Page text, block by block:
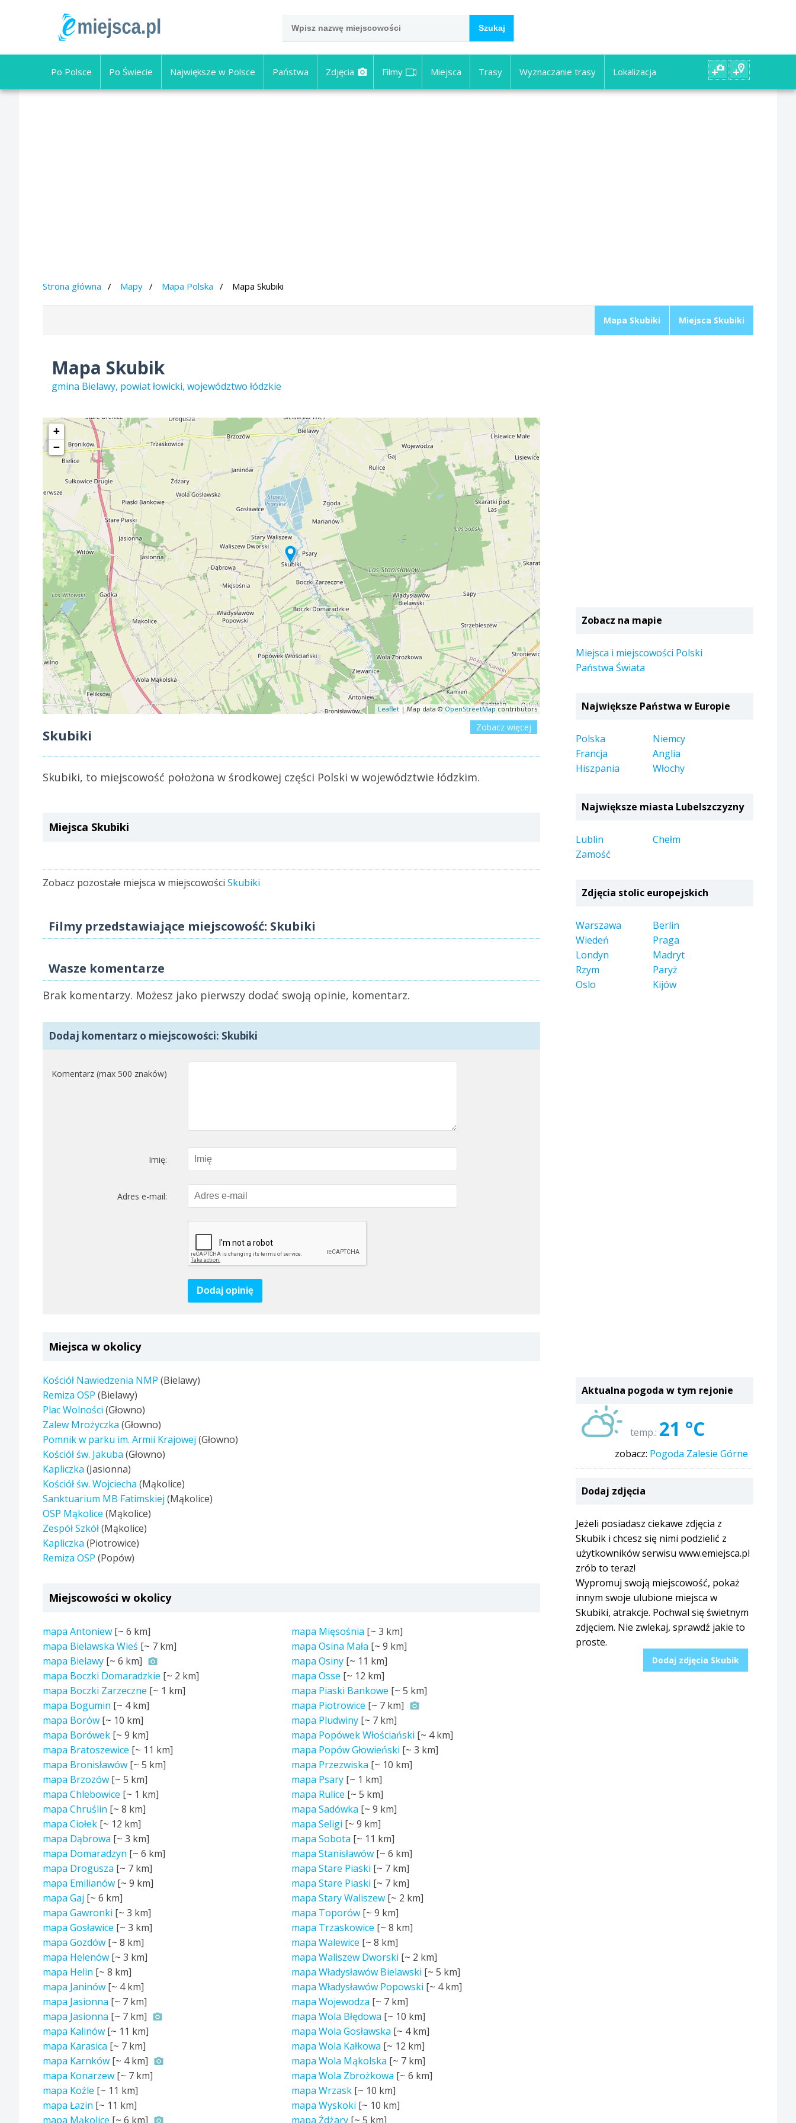
Po Polsce Po Świecie Największe w Polsce Państwa Zdjęcia Filmy Miejsca Trasy Wyznaczanie trasy Lokalizacja
Strona główna Mapy Mapa Polska Mapa Skubiki
Mapa Skubiki Miejsca Skubiki
Mapa Skubik
gmina Bielawy, powiat łowicki, województwo łódzkie
+
−
Leaflet | Map data © OpenStreetMapcontributors
Zobacz więcej
Skubiki
Skubiki, to miejscowość położona w środkowej części Polski w województwie łódzkim.
Miejsca Skubiki
Zobacz pozostałe miejsca w miejscowości Skubiki
Filmy przedstawiające miejscowość: Skubiki
Wasze komentarze
Brak komentarzy. Możesz jako pierwszy dodać swoją opinie, komentarz.
Dodaj komentarz o miejscowości: Skubiki
Komentarz (max 500 znaków)
Imię:
Adres e-mail:
Dodaj opinię
Miejsca w okolicy
Kościół Nawiedzenia NMP (Bielawy)
Remiza OSP (Bielawy)
Plac Wolności (Głowno)
Zalew Mrożyczka (Głowno)
Pomnik w parku im. Armii Krajowej (Głowno)
Kościół św. Jakuba (Głowno)
Kapliczka (Jasionna)
Kościół św. Wojciecha (Mąkolice)
Sanktuarium MB Fatimskiej (Mąkolice)
OSP Mąkolice (Mąkolice)
Zespół Szkół(Mąkolice)
Kapliczka (Piotrowice)
Remiza OSP (Popów)
Miejscowości w okolicy
mapa Antoniew [~ 6 km]
mapa Bielawska Wieś [~ 7 km]
mapa Bielawy [~ 6 km]
mapa Boczki Domaradzkie [~ 2 km]
mapa Boczki Zarzeczne [~ 1 km]
mapa Bogumin [~ 4 km]
mapa Borów [~ 10 km]
mapa Borówek [~ 9 km]
mapa Bratoszewice [~ 11 km]
mapa Bronisławów [~ 5 km]
mapa Brzozów [~ 5 km]
mapa Chlebowice [~ 1 km]
mapa Chruślin [~ 8 km]
mapa Ciołek [~ 12 km]
mapa Dąbrowa [~ 3 km]
mapa Domaradzyn [~ 6 km]
mapa Drogusza [~ 7 km]
mapa Emilianów [~ 9 km]
mapa Gaj [~ 6 km]
mapa Gawronki [~ 3 km]
mapa Gosławice [~ 3 km]
mapa Gozdów [~ 8 km]
mapa Helenów [~ 3 km]
mapa Helin [~ 8 km]
mapa Janinów [~ 4 km]
mapa Jasionna [~ 7 km]
mapa Jasionna [~ 7 km]
mapa Kalinów [~ 11 km]
mapa Karasica [~ 7 km]
mapa Karnków [~ 4 km]
mapa Konarzew [~ 7 km]
mapa Koźle [~ 11 km]
mapa Łazin [~ 11 km]
mapa Mąkolice [~ 6 km]
mapa Mięsośnia [~ 3 km]
mapa Osina Mała [~ 9 km]
mapa Osiny[~ 11 km]
mapa Osse [~ 12 km]
mapa Piaski Bankowe [~ 5 km]
mapa Piotrowice [~ 7 km]
mapa Pludwiny[~ 7 km]
mapa Popówek Włościański [~ 4 km]
mapa Popów Głowieński [~ 3 km]
mapa Przezwiska [~ 10 km]
mapa Psary[~ 1 km]
mapa Rulice [~ 5 km]
mapa Sadówka [~ 9 km]
mapa Seligi [~ 9 km]
mapa Sobota [~ 11 km]
mapa Stanisławów[~ 6 km]
mapa Stare Piaski [~ 7 km]
mapa Stare Piaski [~ 7 km]
mapa Stary Waliszew[~ 2 km]
mapa Toporów[~ 9 km]
mapa Trzaskowice [~ 8 km]
mapa Walewice [~ 8 km]
mapa Waliszew Dworski [~ 2 km]
mapa Władysławów Bielawski [~ 5 km]
mapa Władysławów Popowski [~ 4 km]
mapa Wojewodza [~ 7 km]
mapa Wola Błędowa [~ 10 km]
mapa Wola Gosławska [~ 4 km]
mapa Wola Kałkowa [~ 12 km]
mapa Wola Mąkolska [~ 7 km]
mapa Wola Zbrożkowa [~ 6 km]
mapa Wrzask[~ 10 km]
mapa Wyskoki [~ 10 km]
mapa Żdżary[~ 5 km]
Zobacz na mapie
Miejsca i miejscowości Polski
Państwa Świata
Największe Państwa w Europie
Polska
Niemcy
Francja
Anglia
Hiszpania
Włochy
Największe miasta Lubelszczyzny
Lublin
Chełm
Zamość
Zdjęcia stolic europejskich
Warszawa
Berlin
Wiedeń
Praga
Londyn
Madryt
Rzym
Paryż
Oslo
Kijów
Aktualna pogoda w tym rejonie
temp.: 21 °C
zobacz: Pogoda Zalesie Górne
Dodaj zdjęcia
Jeżeli posiadasz ciekawe zdjęcia z
Skubik i chcesz się nimi podzielić z
użytkowników serwisu www.emiejsca.pl
zrób to teraz!
Wypromuj swoją miejscowość, pokaż
innym swoje ulubione miejsca w
Skubiki, atrakcje. Pochwal się świetnym
zdjęciem. Nie zwlekaj, sprawdź jakie to
proste.
Dodaj zdjęcia Skubik